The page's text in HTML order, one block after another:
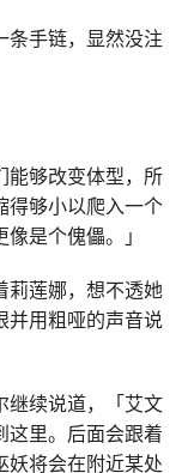
条手链，显然没注
能够改变体型，所
得够小以爬入一个
是个傀儡。」
莉莲娜，想不透她
并用粗哑的声音说
继续说道，「艾文
这里。后面会跟着
妖将会在附近某处